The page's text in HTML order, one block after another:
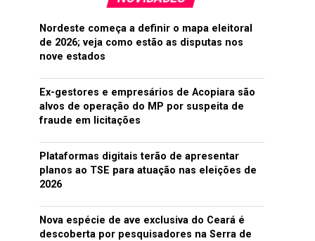
Nordeste começa a definir o mapa eleitoral
de 2026; veja como estão as disputas nos
nove estados
Ex-gestores e empresários de Acopiara são
alvos de operação do MP por suspeita de
fraude em licitações
Plataformas digitais terão de apresentar
planos ao TSE para atuação nas eleições de
2026
Nova espécie de ave exclusiva do Ceará é
descoberta por pesquisadores na Serra de